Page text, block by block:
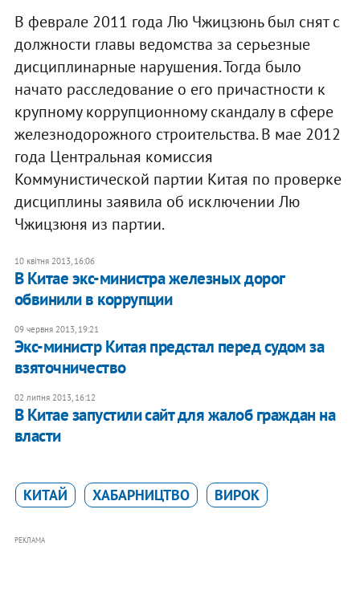
В феврале 2011 года Лю Чжицзюнь был снят с
должности главы ведомства за серьезные
дисциплинарные нарушения. Тогда было
начато расследование о его причастности к
крупному коррупционному скандалу в сфере
железнодорожного строительства. В мае 2012
года Центральная комиссия
Коммунистической партии Китая по проверке
дисциплины заявила об исключении Лю
Чжицзюня из партии.
10 квітня 2013, 16:06
В Китае экс-министра железных дорог
обвинили в коррупции
09 червня 2013, 19:21
Экс-министр Китая предстал перед судом за
взяточничество
02 липня 2013, 16:12
В Китае запустили сайт для жалоб граждан на
власти
КИТАЙ ХАБАРНИЦТВО ВИРОК
РЕКЛАМА